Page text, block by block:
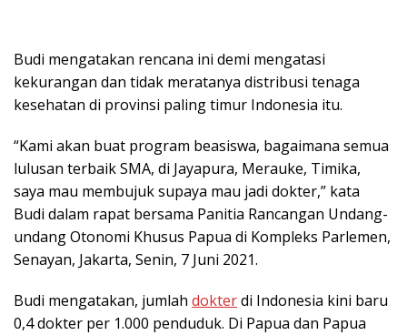
Budi mengatakan rencana ini demi mengatasi
kekurangan dan tidak meratanya distribusi tenaga
kesehatan di provinsi paling timur Indonesia itu.
“Kami akan buat program beasiswa, bagaimana semua
lulusan terbaik SMA, di Jayapura, Merauke, Timika,
saya mau membujuk supaya mau jadi dokter,” kata
Budi dalam rapat bersama Panitia Rancangan Undang-
undang Otonomi Khusus Papua di Kompleks Parlemen,
Senayan, Jakarta, Senin, 7 Juni 2021.
Budi mengatakan, jumlah dokterdi Indonesia kini baru
0,4 dokter per 1.000 penduduk. Di Papua dan Papua